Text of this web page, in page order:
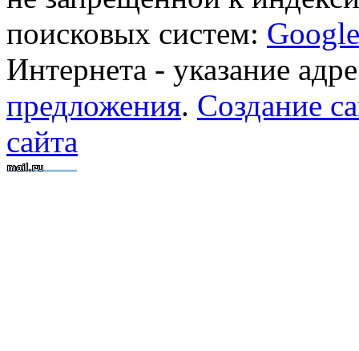
поисковых систем: Google
Интернета - указание
предложения. Создание
сайта